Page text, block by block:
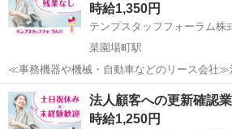
時給1,350円
テンプスタッフフォーラム
菜園場町駅
≪事務機器や機械・自動車などのリース会社≫
OK！ ●新規顧客は紹介での獲得になるため、飛び込み営業なし！ ●
過去に派遣から直接雇用への切替実績あり♪長
所属部署は男性の...
高知 高知市 菜園場町駅 営業
法人顧客への更新確認
時給1,250円